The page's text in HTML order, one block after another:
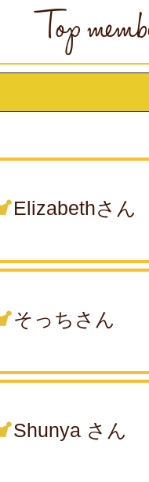
Top
Elizabethさん
そっちさん
Shunya さん